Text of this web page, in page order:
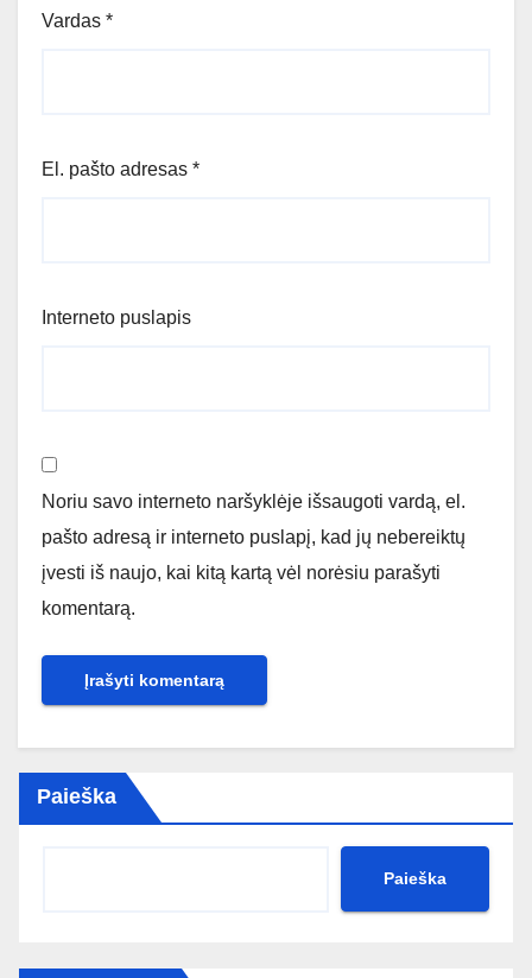
Vardas *
El. pašto adresas *
Interneto puslapis
Noriu savo interneto naršyklėje išsaugoti vardą, el.
pašto adresą ir interneto puslapį, kad jų nebereiktų
įvesti iš naujo, kai kitą kartą vėl norėsiu parašyti
komentarą.
Paieška
Paieška